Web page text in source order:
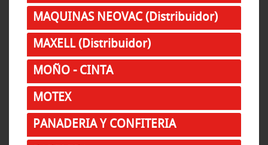
MAQUINAS NEOVAC (Distribuidor)
MAXELL (Distribuidor)
MOÑO - CINTA
MOTEX
PANADERIA Y CONFITERIA